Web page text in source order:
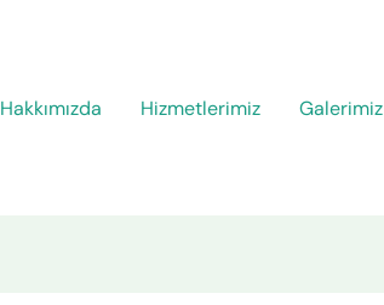
Hakkımızda Hizmetlerimiz Galerimiz